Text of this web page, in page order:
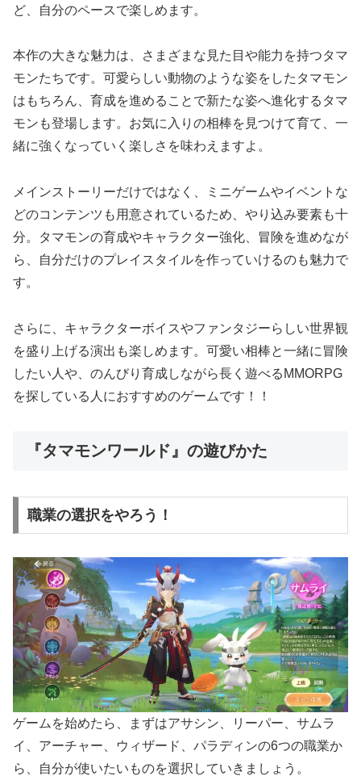
ど、自分のペースで楽しめます。
本作の大きな魅力は、さまざまな見た目や能力を持つタマ
モンたちです。可愛らしい動物のような姿をしたタマモン
はもちろん、育成を進めることで新たな姿へ進化するタマ
モンも登場します。お気に入りの相棒を見つけて育て、一
緒に強くなっていく楽しさを味わえますよ。
メインストーリーだけではなく、ミニゲームやイベントな
どのコンテンツも用意されているため、やり込み要素も十
分。タマモンの育成やキャラクター強化、冒険を進めなが
ら、自分だけのプレイスタイルを作っていけるのも魅力で
す。
さらに、キャラクターボイスやファンタジーらしい世界観
を盛り上げる演出も楽しめます。可愛い相棒と一緒に冒険
したい人や、のんびり育成しながら長く遊べるMMORPG
を探している人におすすめのゲームです！！
『タマモンワールド』の遊びかた
職業の選択をやろう！
ゲームを始めたら、まずはアサシン、リーパー、サムラ
イ、アーチャー、ウィザード、パラディンの6つの職業か
ら、自分が使いたいものを選択していきましょう。